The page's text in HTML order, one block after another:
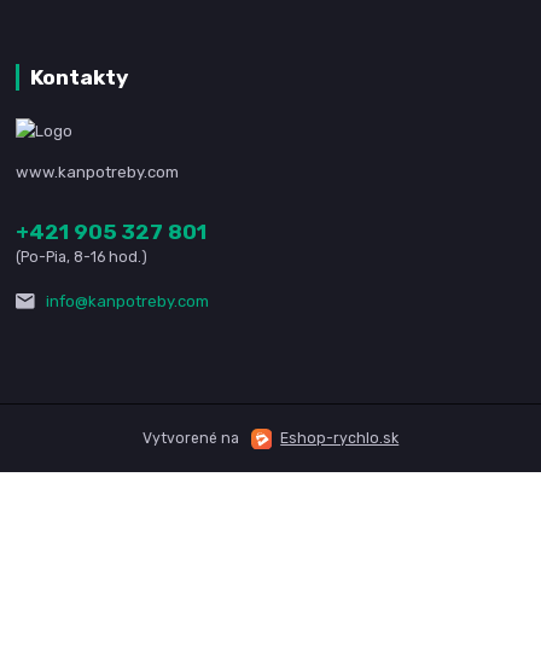
Kontakty
www.kanpotreby.com
+421 905 327 801
(Po-Pia, 8-16 hod.)
info@kanpotreby.com
Vytvorené na Eshop-rychlo.sk